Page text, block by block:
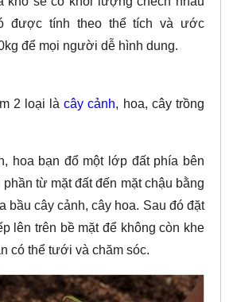
được tính theo thể tích và ước
để mọi người dễ hình dung.
2 loại làcây cảnh, hoa, cây trồng
hoa bạn đổ một lớp đất phía bên
từ mặt đất đến mặt chậu bằng
bầu cây cảnh, cây hoa. Sau đó đặt
lên trên bề mặt để không còn khe
có thể tưới và chăm sóc.